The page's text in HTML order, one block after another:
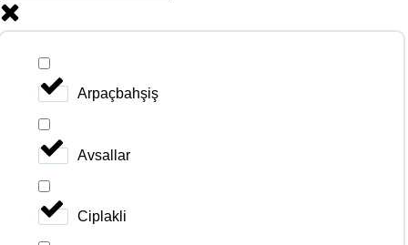
Arpaçbahşiş
Avsallar
Ciplakli